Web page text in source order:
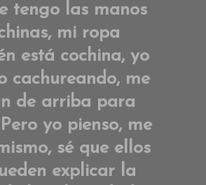
tengo las manos
mi ropa
está cochina, yo
cachureando, me
de arriba para
yo pienso, me
sé que ellos
explicar la